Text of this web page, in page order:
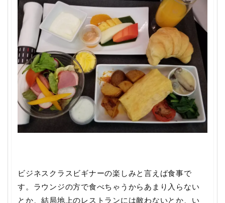
ビジネスクラスビギナーの楽しみと言えば食事で
す。ラウンジの方で食べちゃうからあまり入らない
とか、結局地上のレストランには敵わないとか、い